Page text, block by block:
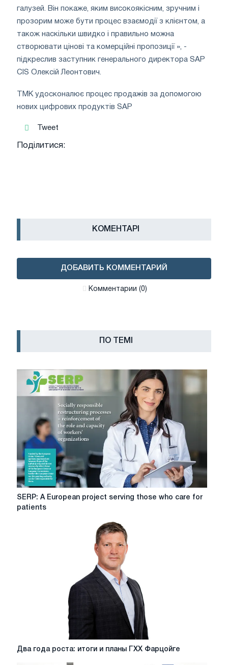
галузей. Він покаже, яким високоякісним, зручним і
прозорим може бути процес взаємодії з клієнтом, а
також наскільки швидко і правильно можна
створювати цінові та комерційні пропозиції », -
підкреслив заступник генерального директора SAP
CIS Олексій Леонтович.
ТМК удосконалює процес продажів за допомогою
нових цифрових продуктів SAP
Tweet
Поділитися:
КОМЕНТАРІ
ДОБАВИТЬ КОММЕНТАРИЙ
Комментарии (0)
ПО ТЕМІ
SERP:
SERP: A European project serving those who care for
patients
Два
года
Два года роста: итоги и планы ГХХ Фарцойге